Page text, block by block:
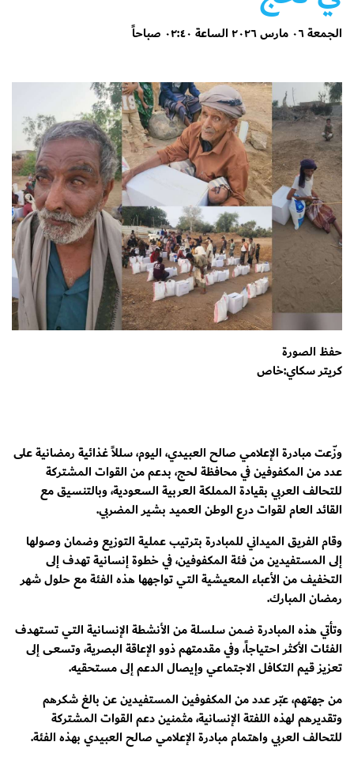
الجمعة ٠٦ مارس ٢٠٢٦ الساعة ٠٢:٤٠ صباحاً
حفظ الصورة
كريتر سكاي:خاص
وزّعت مبادرة الإعلامي صالح العبيدي، اليوم، سللاً غذائية رمضانية على
عدد من المكفوفين في محافظة لحج، بدعم من القوات المشتركة
للتحالف العربي بقيادة المملكة العربية السعودية، وبالتنسيق مع
القائد العام لقوات درع الوطن العميد بشير المضربي.
وقام الفريق الميداني للمبادرة بترتيب عملية التوزيع وضمان وصولها
إلى المستفيدين من فئة المكفوفين، في خطوة إنسانية تهدف إلى
التخفيف من الأعباء المعيشية التي تواجهها هذه الفئة مع حلول شهر
رمضان المبارك.
وتأتي هذه المبادرة ضمن سلسلة من الأنشطة الإنسانية التي تستهدف
الفئات الأكثر احتياجاً، وفي مقدمتهم ذوو الإعاقة البصرية، وتسعى إلى
تعزيز قيم التكافل الاجتماعي وإيصال الدعم إلى مستحقيه.
من جهتهم، عبّر عدد من المكفوفين المستفيدين عن بالغ شكرهم
وتقديرهم لهذه اللفتة الإنسانية، مثمنين دعم القوات المشتركة
للتحالف العربي واهتمام مبادرة الإعلامي صالح العبيدي بهذه الفئة.